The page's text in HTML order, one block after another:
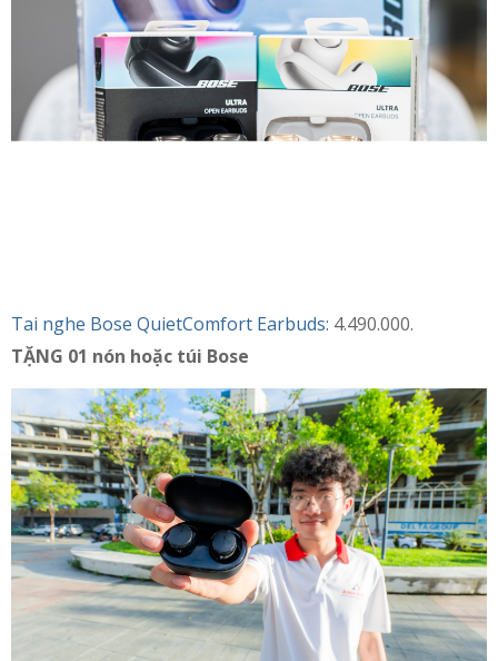
Tai nghe Bose QuietComfort Earbuds: 4.490.000.
TẶNG 01 nón hoặc túi Bose